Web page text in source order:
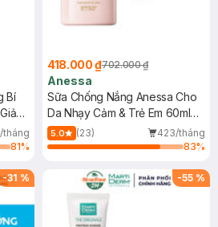
Bí
tháng
81%
418.000 ₫702.000 ₫
Anessa
Sữa Chống Nắng Anessa Cho
Da Nhạy Cảm & Trẻ Em 60ml
(Mới)
5.0 (23)
423/tháng
83%
-31 % -55 %